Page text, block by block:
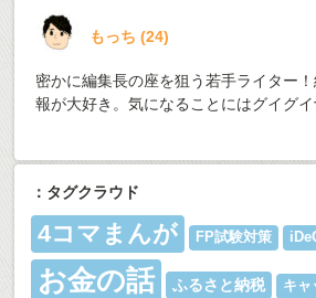
もっち(24)
密かに編集長の座を狙う若手ライター
報が大好き。気になることにはグイグイ
：タグクラウド
4コマまんが FP試験対策
お金の話 ふるさと納税 キャ